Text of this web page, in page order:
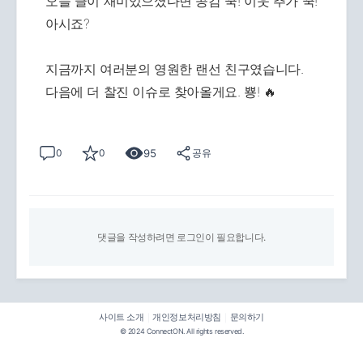
아시죠?
지금까지 여러분의 영원한 랜선 친구였습니다.
다음에 더 찰진 이슈로 찾아올게요. 뿅! 🔥
0 0 95 공유
댓글을 작성하려면 로그인이 필요합니다.
사이트 소개 개인정보처리방침 문의하기
© 2024 ConnectON. All rights reserved.